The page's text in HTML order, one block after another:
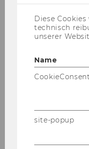
Doctoral
Business
About DIBT
Diese
technisch
unserer
Name
CookieConsent
site-popup